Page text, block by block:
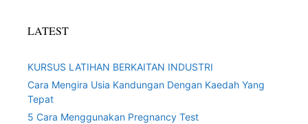
LATEST
KURSUS LATIHAN BERKAITAN INDUSTRI
Cara Mengira Usia Kandungan Dengan Kaedah Yang
Tepat
5 Cara Menggunakan Pregnancy Test